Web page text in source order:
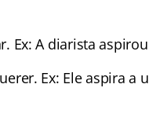
Ex: A diarista
Ex: Ele aspira a